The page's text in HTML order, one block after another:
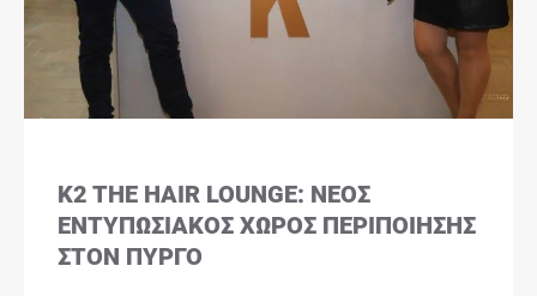
K2 THE HAIR LOUNGE: ΝΈΟΣ
ΕΝΤΥΠΩΣΙΑΚΌΣ ΧΏΡΟΣ ΠΕΡΙΠΟΊΗΣΗΣ
ΣΤΟΝ ΠΎΡΓΟ